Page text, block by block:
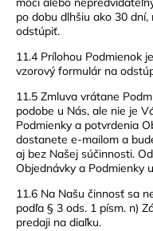
po dobu dlhšiu ako 30
odstúpiť.
11.4 Prílohou Podmienok
vzorový formulár na
11.5 Zmluva vrátane
podobe u Nás, ale nie je
Podmienky a potvrdenia
dostanete e-mailom a
aj bez Našej súčinnosti.
Objednávky a Podmienky
11.6 Na Našu činnosť sa
podľa § 3 ods. 1 písm. n)
predaji na diaľku.